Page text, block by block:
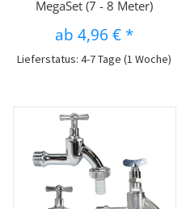
MegaSet (7 - 8 Meter)
ab4,96 € *
Lieferstatus: 4-7 Tage (1 Woche)